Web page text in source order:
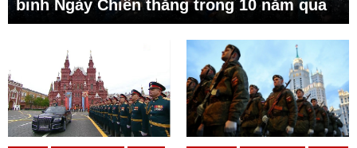
binh Ngày Chiến thắng trong 10 năm qua